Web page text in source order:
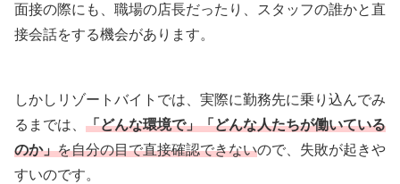
面接の際にも、職場の店長だったり、スタッフの誰かと直
接会話をする機会があります。
しかしリゾートバイトでは、実際に勤務先に乗り込んでみ
るまでは、 「どんな環境で」「どんな人たちが働いている
のか」を自分の目で直接確認できないので、失敗が起きや
すいのです。